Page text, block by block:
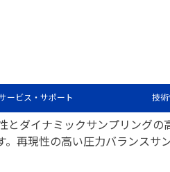
ービス・サポート 技
とダイナミックサンプリング
再現性の高い圧力バランス